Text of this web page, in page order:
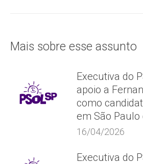
Mais sobre esse assunto
Executiva do
apoio a
como
em São Paulo
16/04/2026
Executiva do